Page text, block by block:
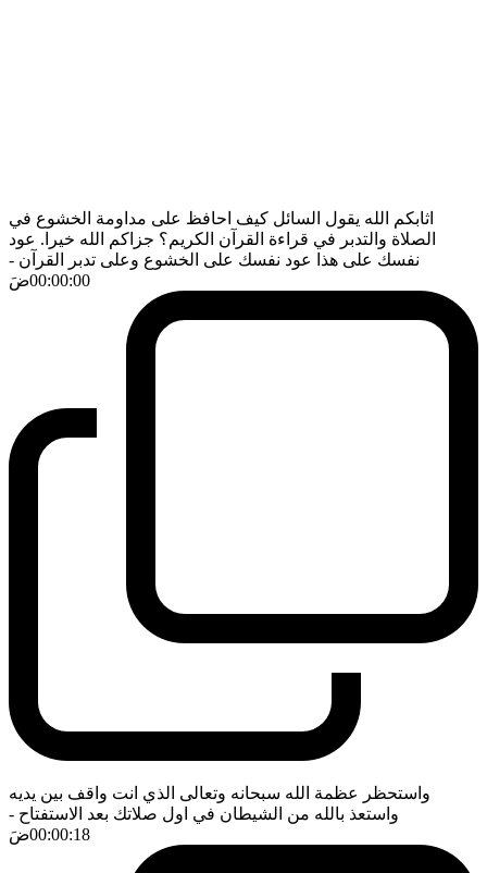
اثابكم الله يقول السائل كيف احافظ على مداومة الخشوع في
الصلاة والتدبر في قراءة القرآن الكريم؟ جزاكم الله خيرا. عود
نفسك على هذا عود نفسك على الخشوع وعلى تدبر القرآن -
00:00:00ضَ
واستحظر عظمة الله سبحانه وتعالى الذي انت واقف بين يديه
واستعذ بالله من الشيطان في اول صلاتك بعد الاستفتاح -
00:00:18ضَ